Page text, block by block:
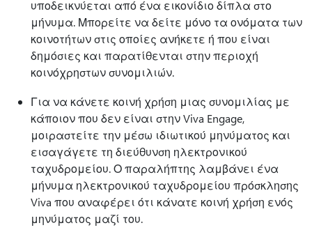
υποδεικνύεται από ένα εικονίδιο δίπλα στο
μήνυμα. Μπορείτε να δείτε μόνο τα ονόματα των
κοινοτήτων στις οποίες ανήκετε ή που είναι
δημόσιες και παρατίθενται στην περιοχή
κοινόχρηστων συνομιλιών.
Για να κάνετε κοινή χρήση μιας συνομιλίας με
κάποιον που δεν είναι στην Viva Engage,
μοιραστείτε την μέσω ιδιωτικού μηνύματος και
εισαγάγετε τη διεύθυνση ηλεκτρονικού
ταχυδρομείου. Ο παραλήπτης λαμβάνει ένα
μήνυμα ηλεκτρονικού ταχυδρομείου πρόσκλησης
Viva που αναφέρει ότι κάνατε κοινή χρήση ενός
μηνύματος μαζί του.